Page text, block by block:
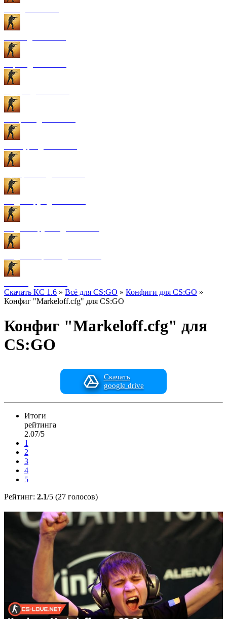
Скачать КС 1.6 » Всё для CS:GO » Конфиги для CS:GO »
Конфиг "Markeloff.cfg" для CS:GO
Конфиг "Markeloff.cfg" для
CS:GO
Скачать
google drive
Итоги
рейтинга
2.07/5
1
2
3
4
5
Рейтинг: 2.1/5 (27 голосов)